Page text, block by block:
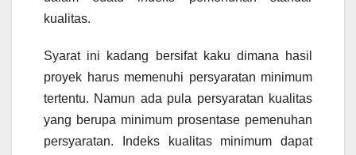
kualitas.
Syarat ini kadang bersifat kaku dimana hasil
proyek harus memenuhi persyaratan minimum
tertentu. Namun ada pula persyaratan kualitas
yang berupa minimum prosentase pemenuhan
persyaratan. Indeks kualitas minimum dapat